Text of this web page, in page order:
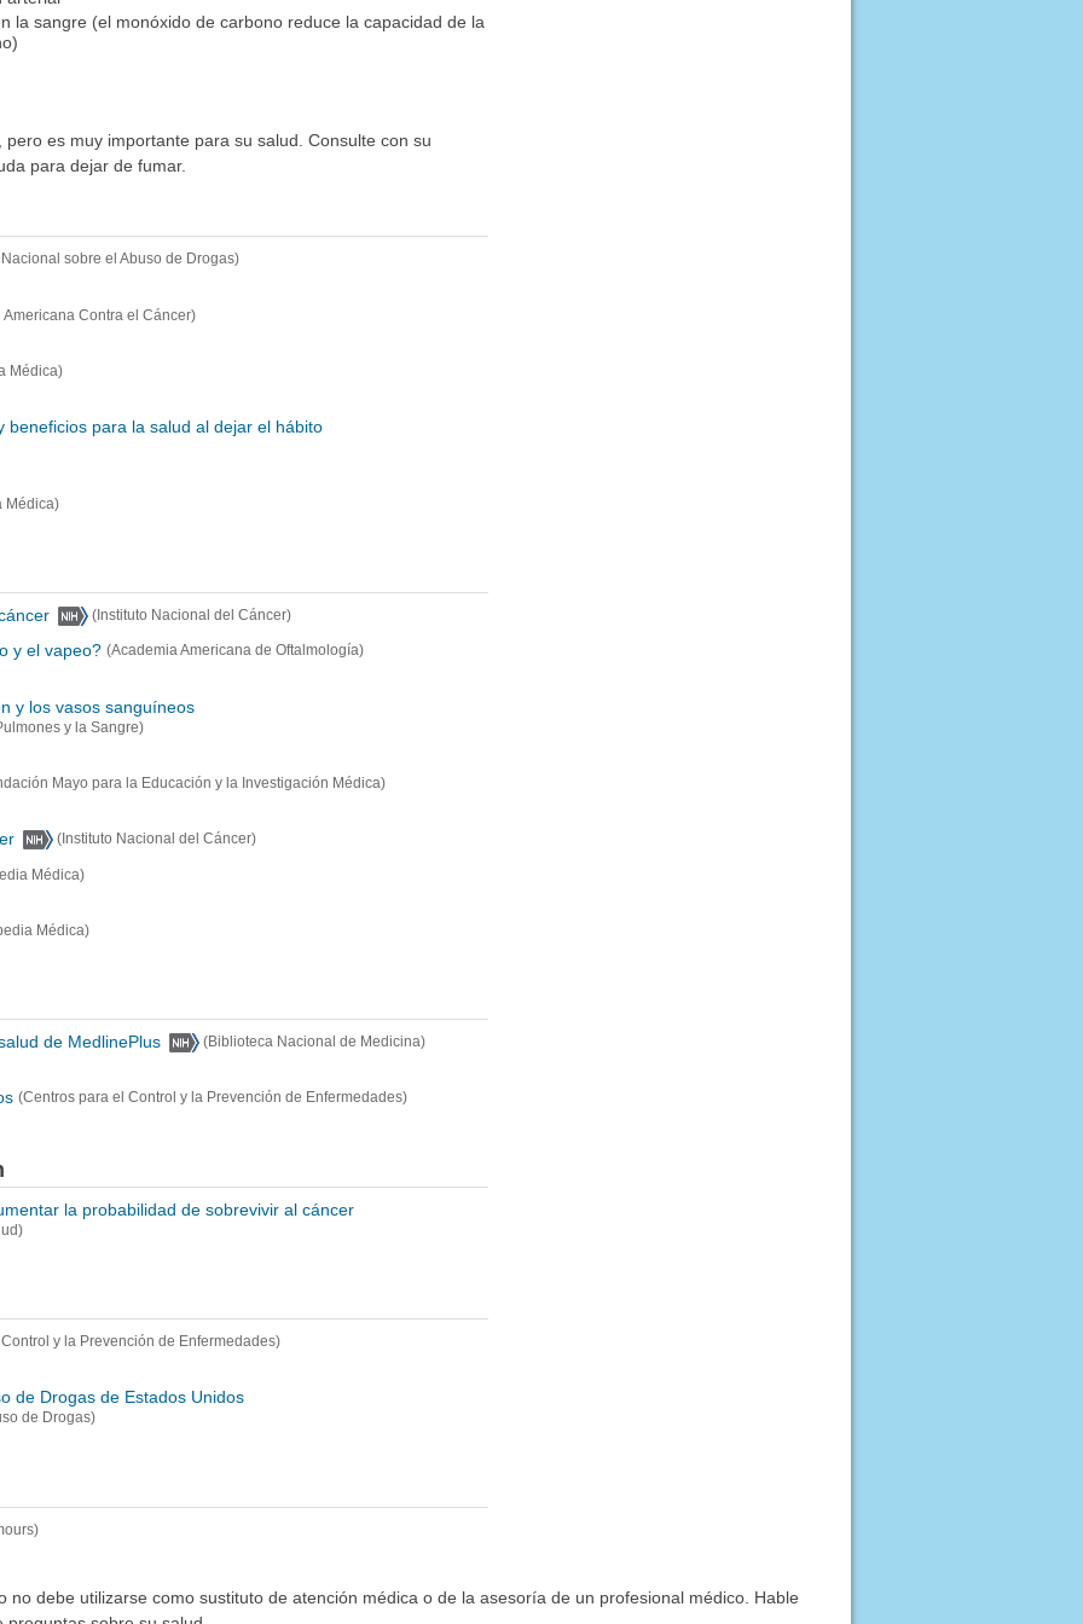
la sangre (el monóxido de carbono reduce la capacidad de la
es muy importante para su salud. Consulte con su
para dejar de fumar.
sobre el Abuso de Drogas)
Americana Contra el Cáncer)
Médica)
beneficios para la salud al dejar el hábito
Médica)
(Instituto Nacional del Cáncer)
y el vapeo? (Academia Americana de Oftalmología)
y los vasos sanguíneos
y la Sangre)
Mayo para la Educación y la Investigación Médica)
(Instituto Nacional del Cáncer)
Médica)
Médica)
de MedlinePlus (Biblioteca Nacional de Medicina)
(Centros para el Control y la Prevención de Enfermedades)
la probabilidad de sobrevivir al cáncer
y la Prevención de Enfermedades)
de Drogas de Estados Unidos
de Drogas)
no debe utilizarse como sustituto de atención médica o de la asesoría de un profesional médico. Hable